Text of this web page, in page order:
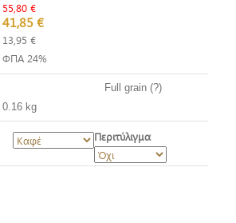
55,80 €
41,85 €
13,95 €
ΦΠΑ 24%
Full grain (?)
0.16 kg
Περιτύλιγμα